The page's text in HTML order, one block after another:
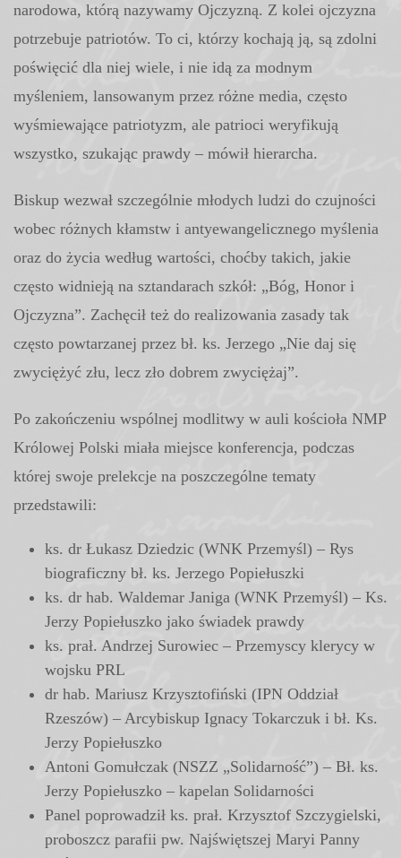
narodowa, którą nazywamy Ojczyzną. Z kolei ojczyzna
potrzebuje patriotów. To ci, którzy kochają ją, są zdolni
poświęcić dla niej wiele, i nie idą za modnym
myśleniem, lansowanym przez różne media, często
wyśmiewające patriotyzm, ale patrioci weryfikują
wszystko, szukając prawdy – mówił hierarcha.
Biskup wezwał szczególnie młodych ludzi do czujności
wobec różnych kłamstw i antyewangelicznego myślenia
oraz do życia według wartości, choćby takich, jakie
często widnieją na sztandarach szkół: „Bóg, Honor i
Ojczyzna”. Zachęcił też do realizowania zasady tak
często powtarzanej przez bł. ks. Jerzego „Nie daj się
zwyciężyć złu, lecz zło dobrem zwyciężaj”.
Po zakończeniu wspólnej modlitwy w auli kościoła NMP
Królowej Polski miała miejsce konferencja, podczas
której swoje prelekcje na poszczególne tematy
przedstawili:
ks. dr Łukasz Dziedzic (WNK Przemyśl) – Rys
biograficzny bł. ks. Jerzego Popiełuszki
ks. dr hab. Waldemar Janiga (WNK Przemyśl) – Ks.
Jerzy Popiełuszko jako świadek prawdy
ks. prał. Andrzej Surowiec – Przemyscy klerycy w
wojsku PRL
dr hab. Mariusz Krzysztofiński (IPN Oddział
Rzeszów) – Arcybiskup Ignacy Tokarczuk i bł. Ks.
Jerzy Popiełuszko
Antoni Gomułczak (NSZZ „Solidarność”) – Bł. ks.
Jerzy Popiełuszko – kapelan Solidarności
Panel poprowadził ks. prał. Krzysztof Szczygielski,
proboszcz parafii pw. Najświętszej Maryi Panny